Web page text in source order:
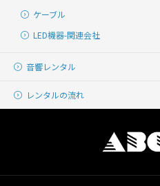
ケーブル
LED機器-関連会社
音響レンタル
レンタルの流れ